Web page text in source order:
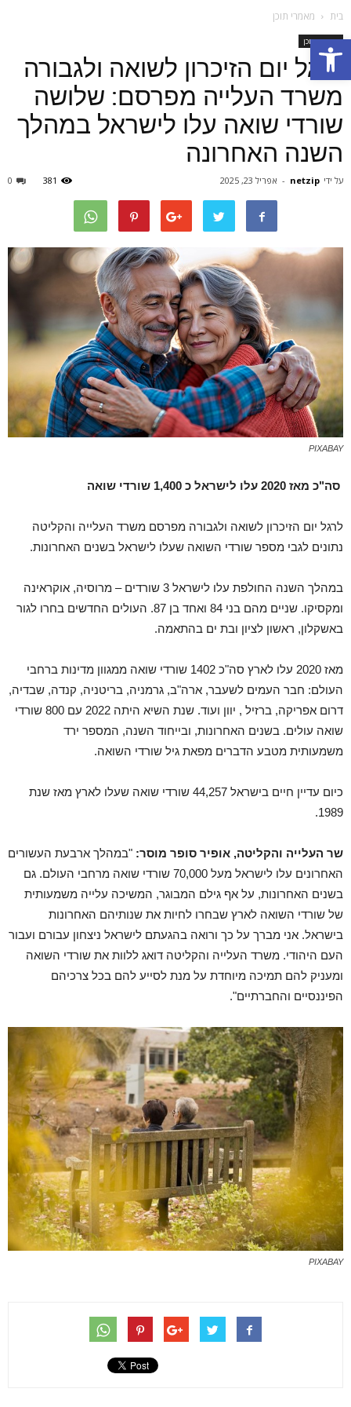
Open toolbar
בית מאמרי תוכן
מאמרי תוכן
לרגל יום הזיכרון לשואה ולגבורה
משרד העלייה מפרסם: שלושה
שורדי שואה עלו לישראל במהלך
השנה האחרונה
על ידי netzip
- אפריל 23, 2025 0 381
PIXABAY
סה"כ מאז 2020 עלו לישראל כ 1,400 שורדי שואה
לרגל יום הזיכרון לשואה ולגבורה מפרסם משרד העלייה והקליטה
נתונים לגבי מספר שורדי השואה שעלו לישראל בשנים האחרונות.
במהלך השנה החולפת עלו לישראל 3 שורדים – מרוסיה, אוקראינה
ומקסיקו. שניים מהם בני 84 ואחד בן 87. העולים החדשים בחרו לגור
באשקלון, ראשון לציון ובת ים בהתאמה.
מאז 2020 עלו לארץ סה"כ 1402 שורדי שואה ממגוון מדינות ברחבי
העולם: חבר העמים לשעבר, ארה"ב, גרמניה, בריטניה, קנדה, שבדיה,
דרום אפריקה, ברזיל , יוון ועוד. שנת השיא היתה 2022 עם 800 שורדי
שואה עולים. בשנים האחרונות, ובייחוד השנה, המספר ירד
משמעותית מטבע הדברים מפאת גיל שורדי השואה.
כיום עדיין חיים בישראל 44,257 שורדי שואה שעלו לארץ מאז שנת
1989.
שר העלייה והקליטה, אופיר סופר מוסר: "במהלך ארבעת העשורים
האחרונים עלו לישראל מעל 70,000 שורדי שואה מרחבי העולם. גם
בשנים האחרונות, על אף גילם המבוגר, המשיכה עלייה משמעותית
של שורדי השואה לארץ שבחרו לחיות את שנותיהם האחרונות
בישראל. אני מברך על כך ורואה בהגעתם לישראל ניצחון עבורם ועבור
העם היהודי. משרד העלייה והקליטה דואג ללוות את שורדי השואה
ומעניק להם תמיכה מיוחדת על מנת לסייע להם בכל צרכיהם
הפיננסיים והחברתיים".
PIXABAY